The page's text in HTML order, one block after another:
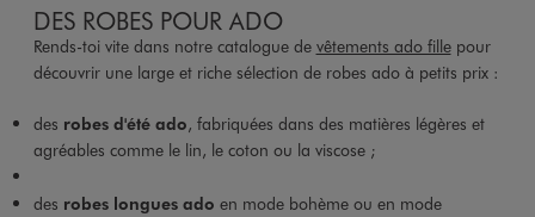
DES ROBES POUR ADO
Rends-toi vite dans notre catalogue de vêtements ado fillepour
découvrir une large et riche sélection de robes ado à petits prix :
des robes d'été ado, fabriquées dans des matières légères et
agréables comme le lin, le coton ou la viscose ;
des robes longues ado en mode bohème ou en mode